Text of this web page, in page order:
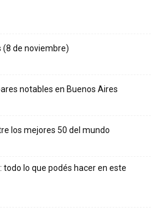
(8 de noviembre)
notables en Buenos Aires
los mejores 50 del mundo
todo lo que podés hacer en este